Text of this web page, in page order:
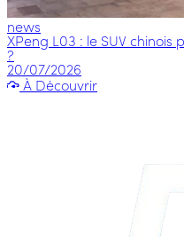
news
XPeng L03 : le SUV chinois
?
20/07/2026
À Découvrir